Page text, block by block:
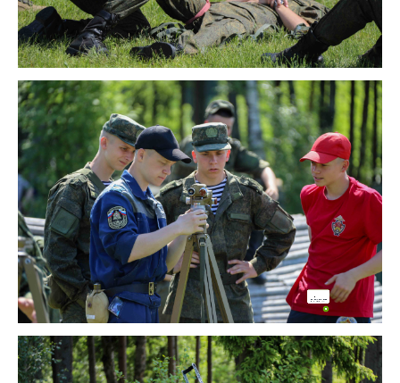
Поддержка
Здравствуйте! Напишите мне,
если у Вас появятся вопросы.